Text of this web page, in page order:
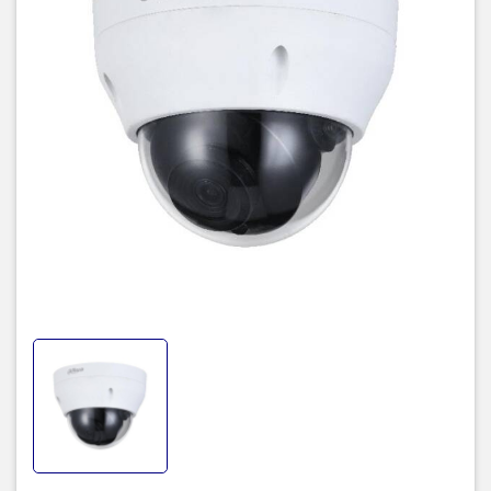
Trang bị nhiều chế độ thông minh
Được trang bị nhiều chế độ thông minh như chế độ ngày đêm
(ICR), tự động cân bằng trắng (AWB), tự động bù sáng (AGC),
chống ngược sáng (BLC), chống nhiễu (2D-DNR) cho hình ảnh thu
được tốt nhất với mọi môi trường ánh sáng.
Camera Dahua DH-IPC-HDPW1230R1-S5hỗ trợ mã hóa 2 luồng
với định dạng H.265 và H.264, hỗ trợ xem hình bằng nhiều công
cụ: Web, phần mềm CMS (DSS/PSS) và DMSS.
Sản phẩm camera quan sát Dahua DH-IPC-HDPW1230R1-S5 đang
có giá ưu đãi tốt và bảo hành chính hãng trên toàn quốc
giadaily.com
Thông số kỹ thuật camera IP hồng ngoại 2.0 megapixel DAHUA
DH-IPC-HDPW1230R1-S5